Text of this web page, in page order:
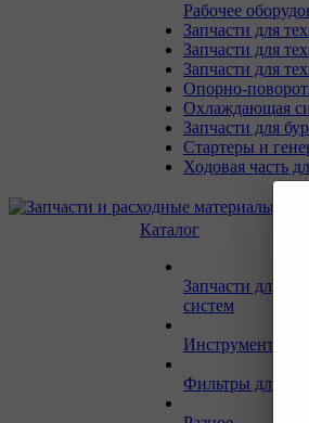
Рабочее
Запчасти для
Запчасти для
Запчасти для
Опорно-
Охлаждающая
Запчасти для
Стартеры и
Ходовая часть
Каталог
Запчасти для
систем
Инструмент и
Фильтры для